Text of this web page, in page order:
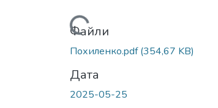
Вантажиться...
Файли
Похиленко.pdf(354,67 KB)
Дата
2025-05-25